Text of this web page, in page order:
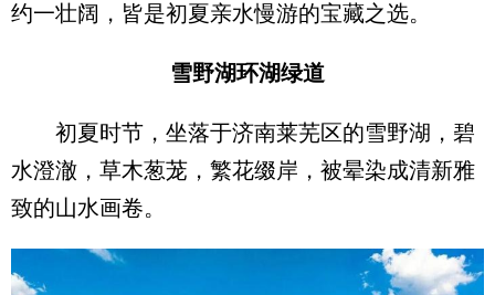
约一壮阔，皆是初夏亲水慢游的宝藏之选。
雪野湖环湖绿道
初夏时节，坐落于济南莱芜区的雪野湖，碧
水澄澈，草木葱茏，繁花缀岸，被晕染成清新雅
致的山水画卷。